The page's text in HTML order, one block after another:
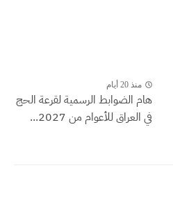
منذ 20 أيام
هام الضوابط الرسمية لقرعة الحج
في العراق للأعوام من 2027...